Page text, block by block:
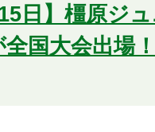
15日】橿原ジ
国大会出場